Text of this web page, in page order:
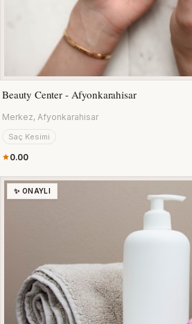
Beauty Center - Afyonkarahisar
Merkez, Afyonkarahisar
Saç Kesimi
0.00
✨ ONAYLI